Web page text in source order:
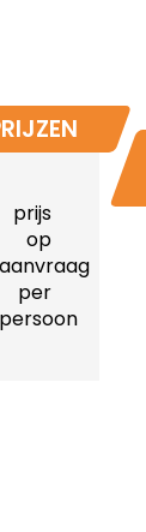
prijs
op
aanvraag
per
persoon